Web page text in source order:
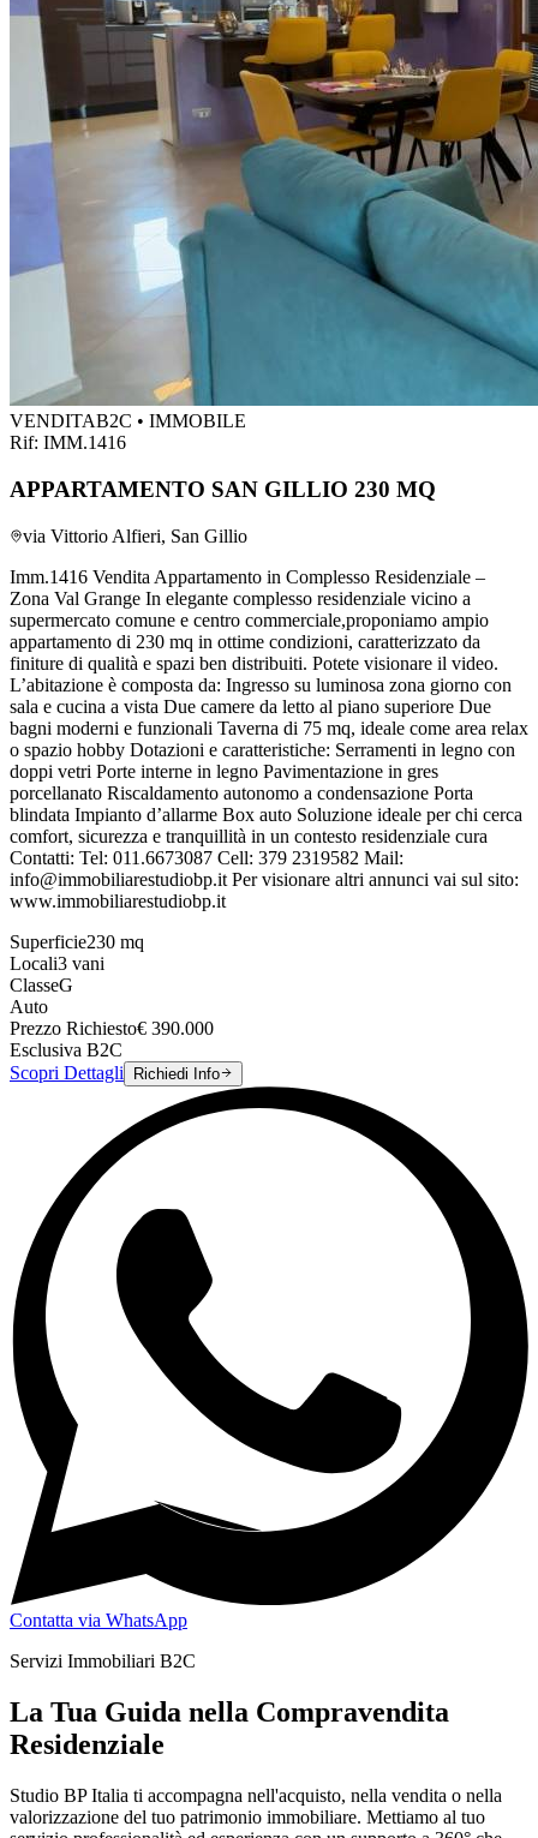
VENDITAB2C • IMMOBILE
Rif: IMM.1416
APPARTAMENTO SAN GILLIO 230 MQ
via Vittorio Alfieri, San Gillio
Imm.1416 Vendita Appartamento in Complesso Residenziale –
Zona Val Grange In elegante complesso residenziale vicino a
supermercato comune e centro commerciale,proponiamo ampio
appartamento di 230 mq in ottime condizioni, caratterizzato da
finiture di qualità e spazi ben distribuiti. Potete visionare il video.
L’abitazione è composta da: Ingresso su luminosa zona giorno con
sala e cucina a vista Due camere da letto al piano superiore Due
bagni moderni e funzionali Taverna di 75 mq, ideale come area relax
o spazio hobby Dotazioni e caratteristiche: Serramenti in legno con
doppi vetri Porte interne in legno Pavimentazione in gres
porcellanato Riscaldamento autonomo a condensazione Porta
blindata Impianto d’allarme Box auto Soluzione ideale per chi cerca
comfort, sicurezza e tranquillità in un contesto residenziale cura
Contatti: Tel: 011.6673087 Cell: 379 2319582 Mail:
info@immobiliarestudiobp.it Per visionare altri annunci vai sul sito:
www.immobiliarestudiobp.it
Superficie230 mq
Locali3 vani
ClasseG
Auto
Prezzo Richiesto€ 390.000
Esclusiva B2C
Scopri Dettagli
Richiedi Info
Contatta via WhatsApp
Servizi Immobiliari B2C
La Tua Guida nella Compravendita
Residenziale
Studio BP Italia ti accompagna nell'acquisto, nella vendita o nella
valorizzazione del tuo patrimonio immobiliare. Mettiamo al tuo